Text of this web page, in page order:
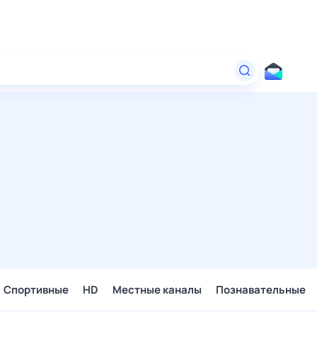
Спортивные HD Местные каналы Познавательные